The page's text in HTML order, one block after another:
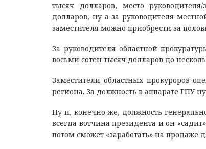
тысяч долларов, место
долларов, ну а за руководителя
заместителя можно приобрести за
За руководителя областной
восьми сотен тысяч долларов до
Заместители областных прокуроров
региона. За должность в аппарате ГПУ
Ну и, конечно же, должность
всегда вотчина президента и он
потом сможет «заработать» на